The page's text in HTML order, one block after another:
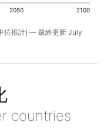
2050 2100
位推計) — 最終更新 July
countries